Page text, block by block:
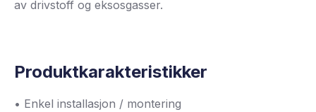
av drivstoff og eksosgasser.
Produktkarakteristikker
• Enkel installasjon / montering